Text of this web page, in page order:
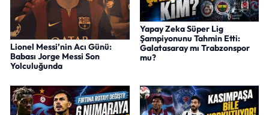
Lionel Messi’nin Acı Günü:
Babası Jorge Messi Son
Yolculuğunda
Yapay Zeka Süper Lig
Şampiyonunu Tahmin Etti:
Galatasaray mı Trabzonspor
mu?